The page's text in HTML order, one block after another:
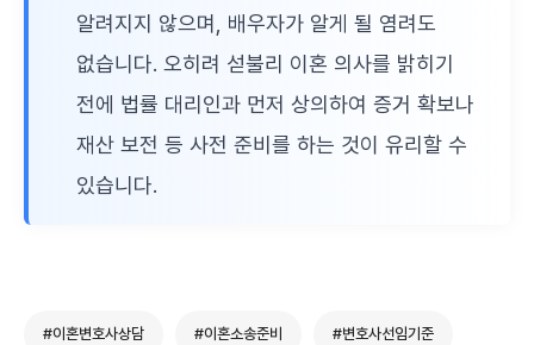
알려지지 않으며, 배우자가 알게 될 염려도
없습니다. 오히려 섣불리 이혼 의사를 밝히기
전에 법률 대리인과 먼저 상의하여 증거 확보나
재산 보전 등 사전 준비를 하는 것이 유리할 수
있습니다.
#이혼변호사상담 #이혼소송준비 #변호사선임기준